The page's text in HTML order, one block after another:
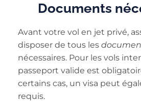
Documents
Avant votre vol en jet privé,
disposer de tous les
nécessaires. Pour les vols
passeport valide est
certains cas, un visa peut
requis.